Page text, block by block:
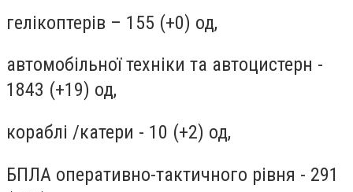
гелікоптерів – 155 (+0) од,
автомобільної техніки та автоцистерн -
1843 (+19) од,
кораблі /катери - 10 (+2) од,
БПЛА оперативно-тактичного рівня - 291